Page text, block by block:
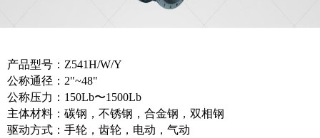
产品型号：Z541H/W/Y
公称通径：2"~48"
公称压力：150Lb〜1500Lb
主体材料：碳钢，不锈钢，合金钢，双相钢
驱动方式：手轮，齿轮，电动，气动